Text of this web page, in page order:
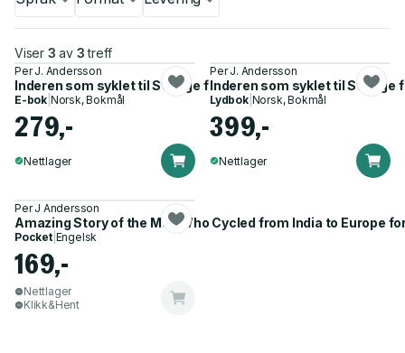
Viser 3 av 3 treff
Per J. Andersson
Inderen som syklet til Sverige for kjærligheten
E-bok Norsk, Bokmål
279,-
Nettlager
Per J. Andersson
Inderen som syklet til Sverige
Lydbok| Norsk, Bokmål
399,-
Nettlager
Per J Andersson
Amazing Story of the Man Who Cycled from India to Europe
Pocket| Engelsk
169,-
Nettlager
Klikk&Hent